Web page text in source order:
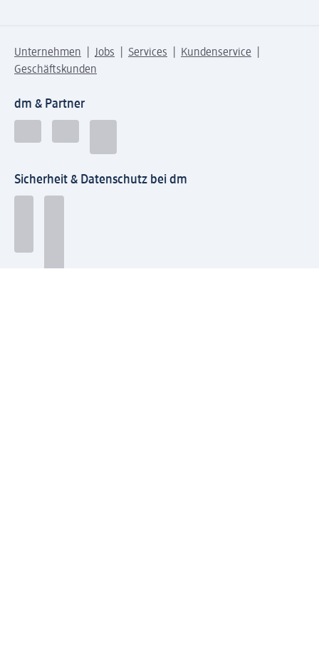
Unternehmen Jobs Services
Kundenservice
Geschäftskunden
dm & Partner
Sicherheit & Datenschutz bei dm